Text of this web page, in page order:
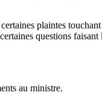
plaintes
questions
au ministre.